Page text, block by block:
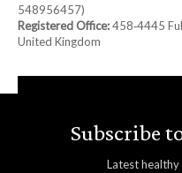
548956457)
Registered Office:458‑4445
United Kingdom
Subscribe
Latest